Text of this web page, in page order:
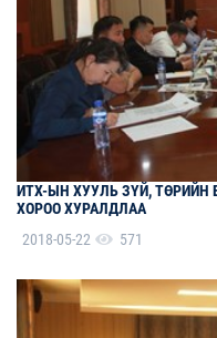
ИТХ-ЫН ХУУЛЬ ЗҮЙ,
ХОРОО ХУРАЛДЛАА
2018-05-22
571